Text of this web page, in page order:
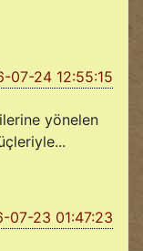
07-24 12:55:15
yönelen
07-23 01:47:23